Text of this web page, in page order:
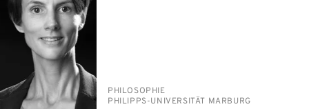
PERSON_RESEARCH_SUBJECT
PHI­LO­SO­PHIE
INSTITUTION
PHIL­IPPS-UNI­VER­SI­TÄT MAR­BURG